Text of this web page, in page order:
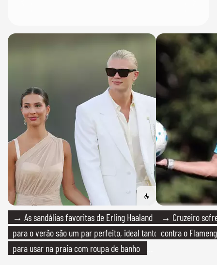
→ As sandálias favoritas de Erling Haaland
para o verão são um par perfeito, ideal tanto
para usar na praia com roupa de banho
→ Cruzeiro
contra o